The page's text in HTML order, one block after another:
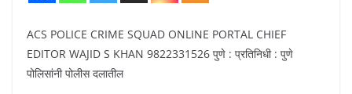
ACS POLICE CRIME SQUAD ONLINE PORTAL CHIEF
EDITOR WAJID S KHAN 9822331526 पुणे : प्रतिनिधी : पुणे
पोलिसांनी पोलीस दलातील